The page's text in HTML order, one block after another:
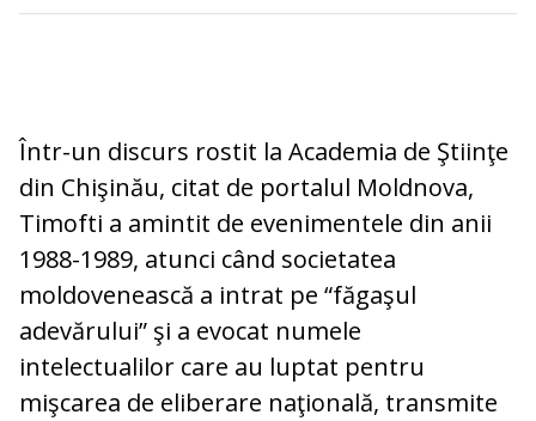
Într-un discurs rostit la Academia de Ştiinţe
din Chişinău, citat de portalul Moldnova,
Timofti a amintit de evenimentele din anii
1988-1989, atunci când societatea
moldovenească a intrat pe “făgaşul
adevărului” şi a evocat numele
intelectualilor care au luptat pentru
mişcarea de eliberare naţională, transmite